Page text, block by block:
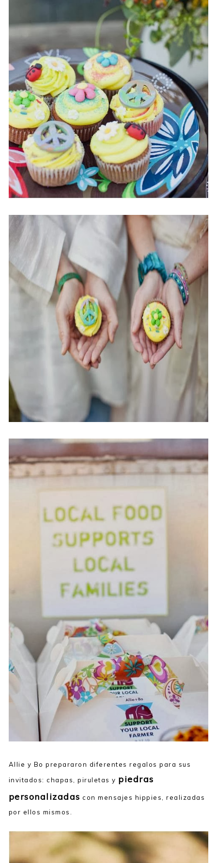
Allie y Bo prepararon diferentes regalos para sus
invitados: chapas, piruletas y piedras
personalizadas con mensajes hippies, realizadas
por ellos mismos.